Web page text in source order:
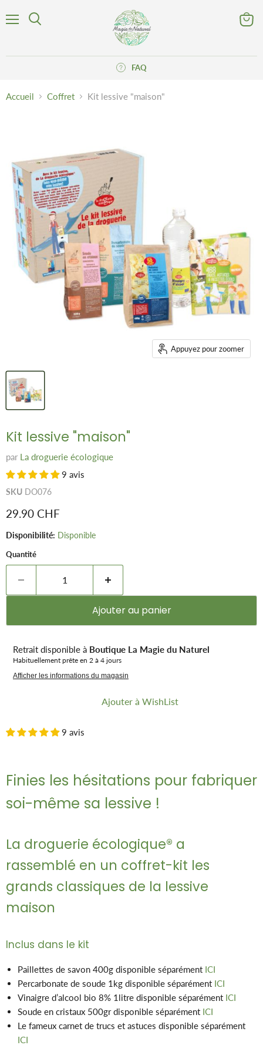
FAQ
Accueil Coffret Kit lessive "maison"
Appuyez pour zoomer
Kit lessive "maison"
par La droguerie écologique
9 avis
SKU DO076
Prix remisé
29.90 CHF
Disponibilité: Disponible
Quantité
Ajouter au panier
Retrait disponible à Boutique La Magie du Naturel
Habituellement prête en 2 à 4 jours
Afficher les informations du magasin
Ajouter à WishList
9 avis
Finies les hésitations pour fabriquer
soi-même sa lessive !
La droguerie écologique® a
rassemblé en un coffret-kit les
grands classiques de la lessive
maison
Inclus dans le kit
Paillettes de savon 400g disponible séparément ICI
Percarbonate de soude 1kg disponible séparément ICI
Vinaigre d’alcool bio 8% 1litre disponible séparément ICI
Soude en cristaux 500gr disponible séparément ICI
Le fameux carnet de trucs et astuces disponible séparément
ICI